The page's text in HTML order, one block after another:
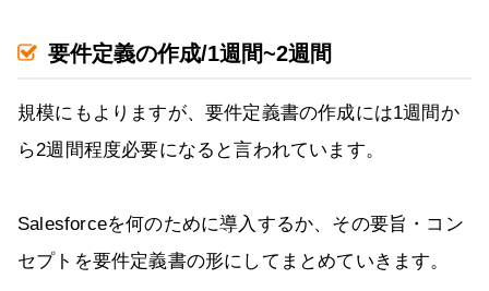
要件定義の作成/1週間~2週間
規模にもよりますが、要件定義書の作成には1週間か
ら2週間程度必要になると言われています。
Salesforceを何のために導入するか、その要旨・コン
セプトを要件定義書の形にしてまとめていきます。